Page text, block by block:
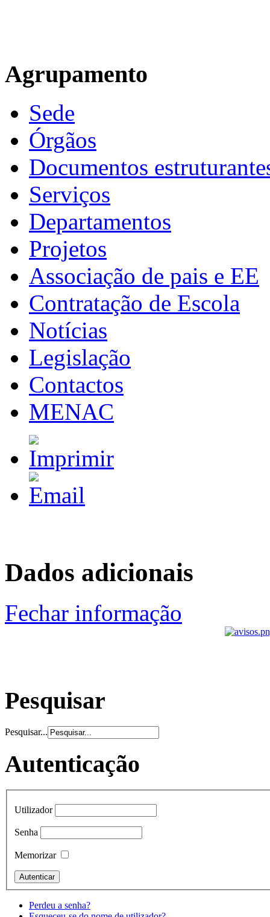
Agrupamento
Sede
Órgãos
Documentos
Serviços
Departamentos
Projetos
Associação de pais e EE
Contratação de Escola
Notícias
Legislação
Contactos
MENAC
Dados adicionais
Fechar informação
Pesquisar
Pesquisar...
Autenticação
Utilizador
Senha
Memorizar
Perdeu a senha?